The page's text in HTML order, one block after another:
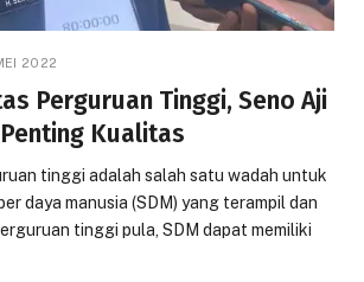
2022
Perguruan Tinggi, Seno Aji
Kualitas
tinggi adalah salah satu wadah untuk
daya manusia (SDM) yang terampil dan
tinggi pula, SDM dapat memiliki